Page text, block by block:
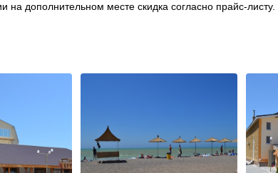
на дополнительном месте скидка согласно прайс-листу.